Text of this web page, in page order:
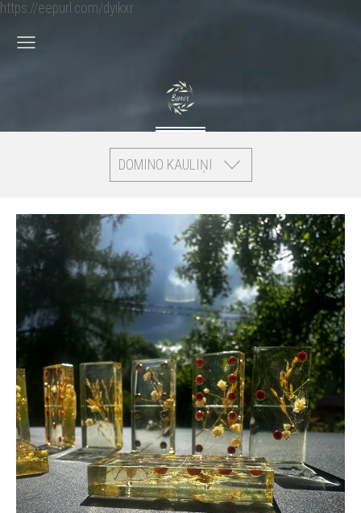
https://eepurl.com/dyikxr
DOMINO KAULIŅI